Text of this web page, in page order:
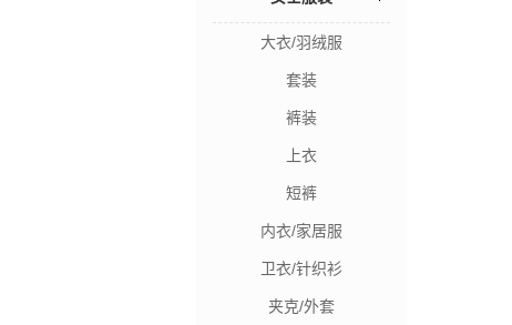
大衣/羽绒服
套装
裤装
上衣
短裤
内衣/家居服
卫衣/针织衫
夹克/外套